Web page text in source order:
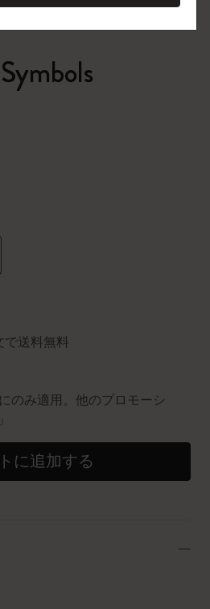
で送料無料
のみ適用。他のプロモーシ
に追加する